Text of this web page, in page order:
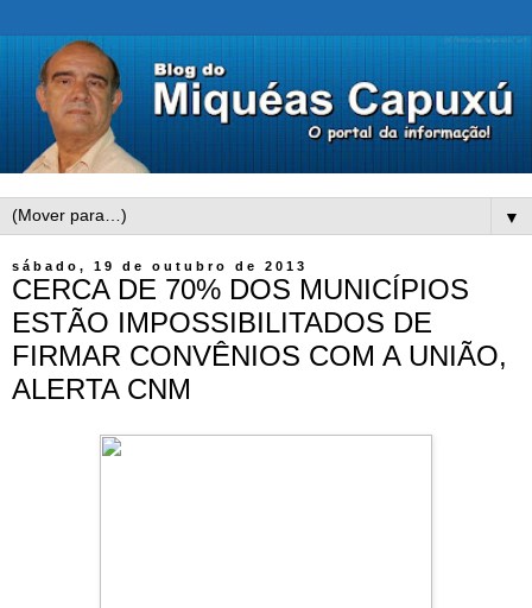
▼
sábado, 19 de outubro de 2013
CERCA DE 70% DOS MUNICÍPIOS
ESTÃO IMPOSSIBILITADOS DE
FIRMAR CONVÊNIOS COM A UNIÃO,
ALERTA CNM